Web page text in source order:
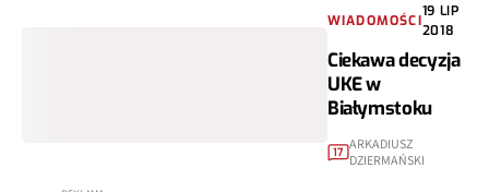
WIADOMOŚCI
19 LIP
2018
Ciekawa decyzja
UKE w
Białymstoku
17 ARKADIUSZ
DZIERMAŃSKI